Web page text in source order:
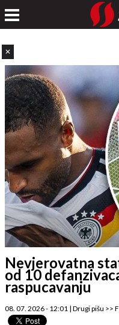
✕
Nevjerovatna
od 10
raspucavanju
08. 07. 2026 - 12:01 | Drugi pišu >>